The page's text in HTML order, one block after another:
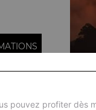
pouvez profiter dès